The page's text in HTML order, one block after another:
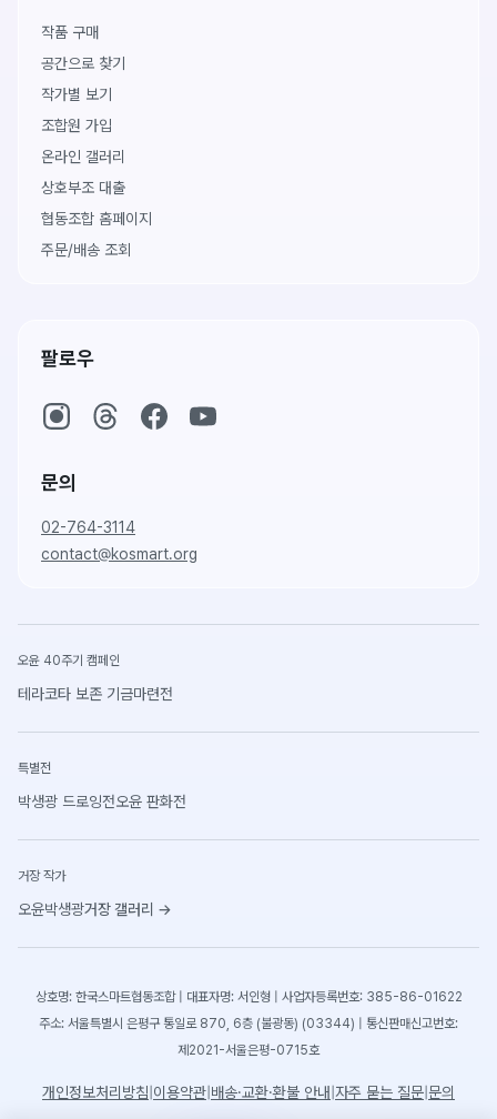
작품 구매
공간으로 찾기
작가별 보기
조합원 가입
온라인 갤러리
상호부조 대출
협동조합 홈페이지
주문/배송 조회
팔로우
문의
02-764-3114
contact@kosmart.org
오윤 40주기 캠페인
테라코타 보존 기금마련전
특별전
박생광 드로잉전오윤 판화전
거장 작가
오윤박생광거장 갤러리 →
상호명: 한국스마트협동조합 | 대표자명: 서인형 | 사업자등록번호: 385-86-01622
주소: 서울특별시 은평구 통일로 870, 6층 (불광동) (03344) | 통신판매신고번호:
제2021-서울은평-0715호
개인정보처리방침 이용약관 배송·교환·환불 안내 자주 묻는 질문 문의